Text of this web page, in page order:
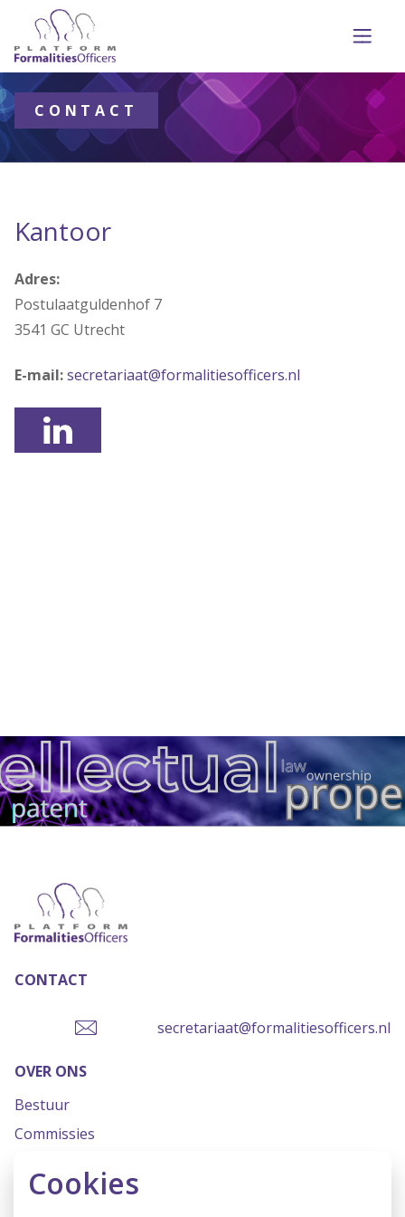
Cookies
CONTACT
Kantoor
Adres:
Postulaatguldenhof 7
3541 GC Utrecht
E-mail:secretariaat@formalitiesofficers.nl
CONTACT
secretariaat@formalitiesofficers.nl
OVER ONS
Bestuur
Commissies
Statuten